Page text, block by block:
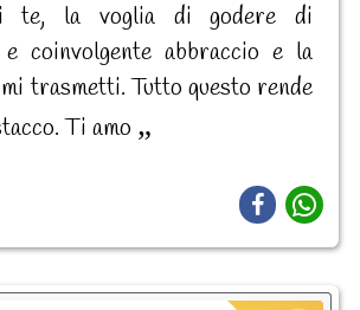
te, la voglia di godere di
coinvolgente abbraccio e la
trasmetti. Tutto questo rende
Ti amo